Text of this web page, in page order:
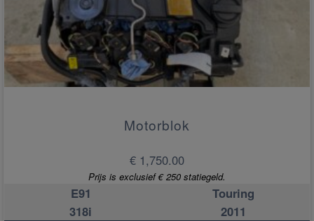
Motorblok
€ 1,750.00
Prijs is exclusief € 250 statiegeld.
E91
Touring
318i
2011